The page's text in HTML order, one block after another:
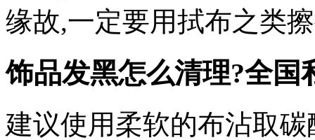
缘故,一定要用拭布之类
饰品发黑怎么清理?全国
建议使用柔软的布沾取